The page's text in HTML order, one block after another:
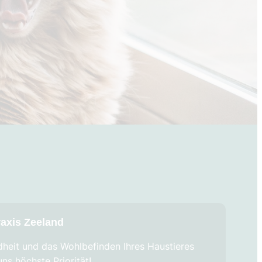
Zeeland
und das Wohlbefinden Ihres Haustieres